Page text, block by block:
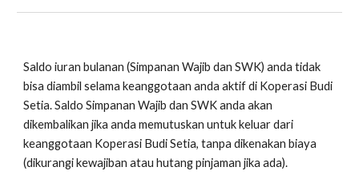
Saldo iuran bulanan (Simpanan Wajib dan SWK) anda tidak
bisa diambil selama keanggotaan anda aktif di Koperasi Budi
Setia. Saldo Simpanan Wajib dan SWK anda akan
dikembalikan jika anda memutuskan untuk keluar dari
keanggotaan Koperasi Budi Setia, tanpa dikenakan biaya
(dikurangi kewajiban atau hutang pinjaman jika ada).